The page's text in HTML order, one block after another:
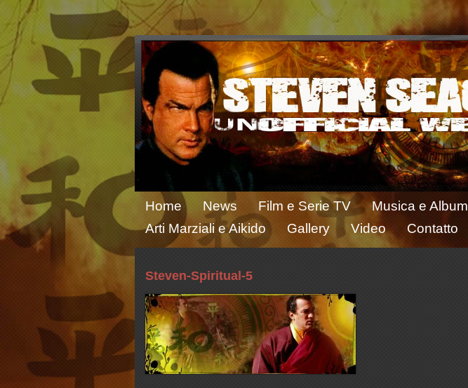
Home News Film e Serie TV Musica e Album
Arti Marziali e Aikido
Gallery Video Contatto
Steven-Spiritual-5